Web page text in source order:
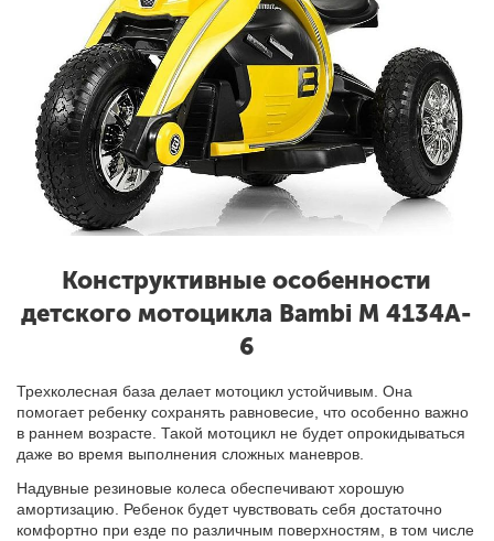
Конструктивные особенности
детского мотоцикла Bambi M 4134A-
6
Трехколесная база делает мотоцикл устойчивым. Она
помогает ребенку сохранять равновесие, что особенно важно
в раннем возрасте. Такой мотоцикл не будет опрокидываться
даже во время выполнения сложных маневров.
Надувные резиновые колеса обеспечивают хорошую
амортизацию. Ребенок будет чувствовать себя достаточно
комфортно при езде по различным поверхностям, в том числе